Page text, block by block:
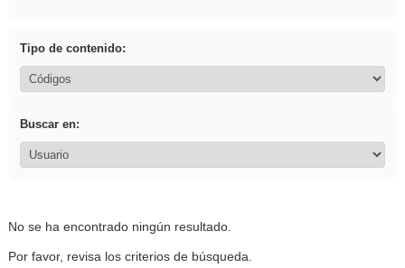
Tipo de contenido:
Buscar en:
No se ha encontrado ningún resultado.
Por favor, revisa los criterios de búsqueda.